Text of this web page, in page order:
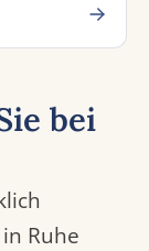
bei
Ruhe